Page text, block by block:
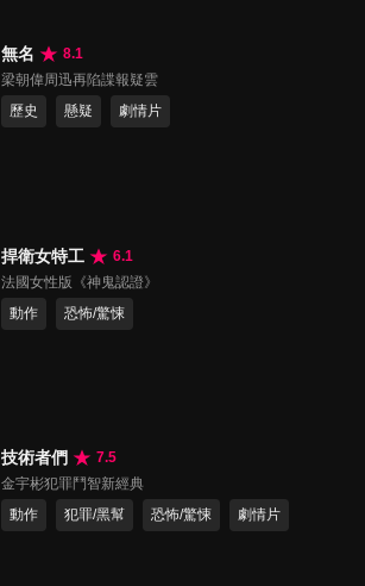
無名
8.1
梁朝偉周迅再陷諜報疑雲
歷史
懸疑 劇情片
捍衛女特工
6.1
法國女性版《神鬼認證》
動作
恐怖/驚悚
技術者們
7.5
金宇彬犯罪鬥智新經典
動作
犯罪/黑幫 恐怖/驚悚 劇情片